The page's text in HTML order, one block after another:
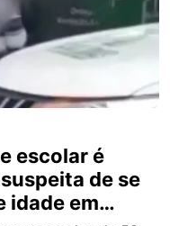
escolar é
de se
idade em